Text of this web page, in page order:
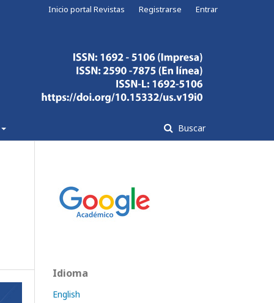
Buscar
Inicio portal Revistas Registrarse Entrar
Idioma
English